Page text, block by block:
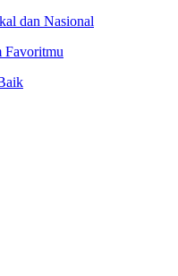
dan Nasional
Favoritmu